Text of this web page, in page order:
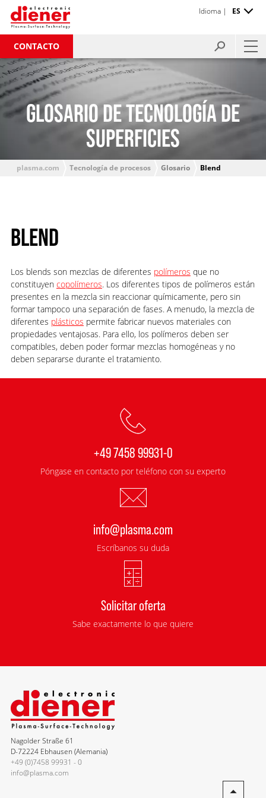
CONTACTO
Idioma | ES
GLOSARIO DE TECNOLOGÍA DE
SUPERFICIES
plasma.com Tecnología de procesos Glosario Blend
BLEND
Los blends son mezclas de diferentes polímeros que no
constituyen copolímeros. Los diferentes tipos de polímeros están
presentes en la mezcla sin reaccionar químicamente, pero sin
formar tampoco una separación de fases. A menudo, la mezcla de
diferentes plásticos permite fabricar nuevos materiales con
propiedades ventajosas. Para ello, los polímeros deben ser
compatibles, deben poder formar mezclas homogéneas y no
deben separarse durante el tratamiento.
+49 7458 99931-0
Póngase en contacto por teléfono con su experto
info@plasma.com
Escríbanos su duda
Solicitar oferta
Sabe exactamente lo que quiere
Nagolder Straße 61
D-72224 Ebhausen (Alemania)
+49 (0)7458 99931 - 0
info@plasma.com